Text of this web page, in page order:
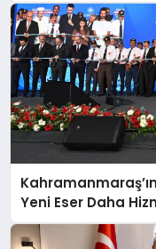
Yeni Eser Daha